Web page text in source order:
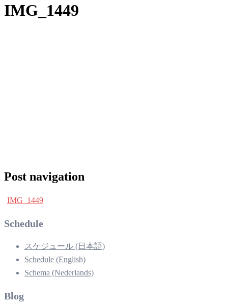
IMG_1449
Post navigation
IMG_1449
Schedule
スケジュール (日本語)
Schedule (English)
Schema (Nederlands)
Blog